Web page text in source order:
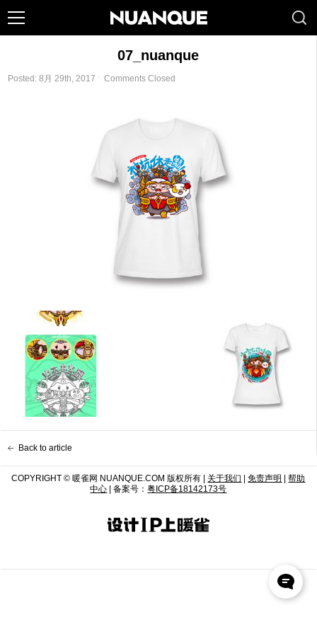
07_nuanque
Posted: 8月 29th, 2017 ˑ Comments Closed
Back to article
COPYRIGHT © 暖雀网 NUANQUE.COM 版权所有 | 关于我们 |免责声明 |帮助
中心 | 备案号：粤ICP备18142173号